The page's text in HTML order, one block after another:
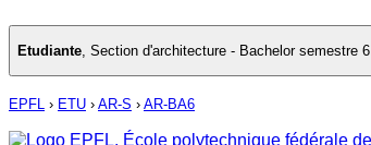
Etudiante, Section d'architecture - Bachelor semestre 6
EPFL › ETU › AR-S › AR-BA6